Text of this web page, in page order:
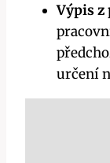
Výpis z
určení